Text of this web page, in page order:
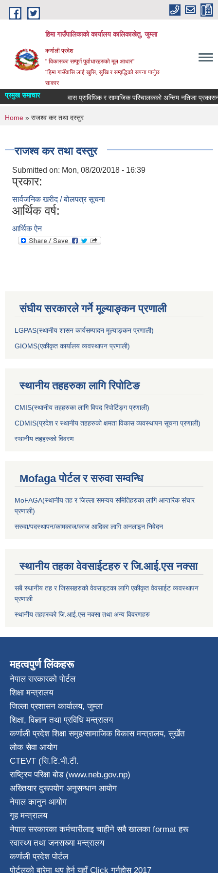
Skip to main content
हिमा गाउँपालिकाकाे कार्यालय कालिकाखेतु, जुम्ला
कर्णाली प्रदेश
" विकासका सम्पूर्ण पुर्वाधारहरुको मूल आधार"
"हिमा गाउँवासि लाई खुसि, सुखि र सम्वृद्धिको सपना पार्नुछ
साकार
प्रमुख समाचार वास प्राविधिक र सामाजिक परिचालकको अन्तिम नतिजा प्रकासन
You are here
Home » राजश्व कर तथा दस्तुर
राजश्व कर तथा दस्तुर
Submitted on: Mon, 08/20/2018 - 16:39
प्रकार:
सार्वजनिक खरीद / बोलपत्र सूचना
आर्थिक वर्ष:
आर्थिक ऐन
संघीय सरकारले गर्ने मूल्याङ्कन प्रणाली
LGPAS(स्थानीय शासन कार्यसम्पादन मूल्याङ्कन प्रणाली)
GIOMS(एकीकृत कार्यालय व्यवस्थापन प्रणाली)
स्थानीय तहहरुका लागि रिपोटिङ
CMIS(स्थानीय तहहरुका लागि विपद रिपोर्टिङ्ग प्रणाली)
CDMIS(प्रदेश र स्थानीय तहहरुको क्षमता विकास व्यवस्थापन सूचना प्रणाली)
स्थानीय तहहरुको विवरण
Mofaga पोर्टल र सरुवा सम्वन्धि
MoFAGA(स्थानीय तह र जिल्ला समन्वय समितिहरुका लागि आन्तरिक संचार
प्रणाली)
सरुवा/पदस्थापन/कामकाज/काज आदिका लागि अनलाइन निवेदन
स्थानीय तहका वेवसाईटहरु र जि.आई.एस नक्सा
सबै स्थानीय तह र जिससहरुको वेवसाइटका लागि एकीकृत वेवसाईट व्यवस्थापन
प्रणाली
स्थानीय तहहरुको जि.आई.एस नक्सा तथा अन्य विवरणहरु
महत्वपुर्ण लिंकहरू
नेपाल सरकारको पोर्टल
शिक्षा मन्त्रालय
जिल्ला प्रशासन कार्यालय, जुम्ला
शिक्षा, विज्ञान तथा प्रविधि मन्त्रालय
कर्णाली प्रदेश शिक्षा समुह/सामाजिक विकास मन्त्रालय, सुर्खेत
लोक सेवा आयोग
CTEVT (सि.टि.भी.टी.
राष्ट्रिय परिक्षा बाेड (www.neb.gov.np)
अख्तियार दुरूपयोग अनुसन्धान आयोग
नेपाल कानुन आयाेग
गृह मन्त्रालय
नेपाल सरकारका कर्मचारीलाइ चाहीने सबै खालका format हरू
स्वास्थ्य तथा जनस‌ख्या मन्त्रालय
कर्णाली प्रदेश पाेर्टल
पोर्टलको बारेमा थप हेर्नयहाँ Click गर्नुहोस2017